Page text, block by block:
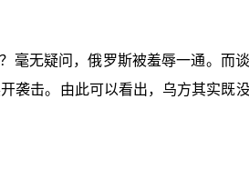
毫无疑问，俄罗斯被羞辱一通。而
袭击。由此可以看出，乌方其实既